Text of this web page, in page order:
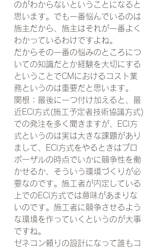
のがわからないということになると
思います。でも一番悩んでいるのは
施主だから、施主はそれが一番よく
わかっているわけですよね。
だからその一番の悩みのところにつ
いての知識だとか経験を大切にする
ということでCMにおけるコスト業
務というのは重要だと思います。
関根：最後に一つ付け加えると、最
近ECI方式(施工予定者技術協議方式)
での発注を多く聞きますが、ECI方
式というのは実は大きな課題があり
まして、ECI方式をやるときはプロ
ポーザルの時点でいかに競争性を働
かせるか、そういう環境づくりが必
要なのです。施工者が内定している
上でのECI方式では意味があまりな
いのです。施工者に競争させるよう
な環境を作っていくというのが大事
ですね。
ゼネコン頼りの設計になって誰もコ